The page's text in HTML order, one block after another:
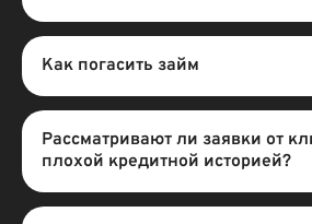
Как погасить займ
Рассматривают ли заявки от
плохой кредитной историей?